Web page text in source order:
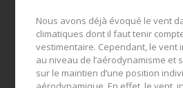
Nous avons déjà évoqué le vent
climatiques dont il faut tenir
vestimentaire. Cependant, le vent
au niveau de l’aérodynamisme et
sur le maintien d’une position